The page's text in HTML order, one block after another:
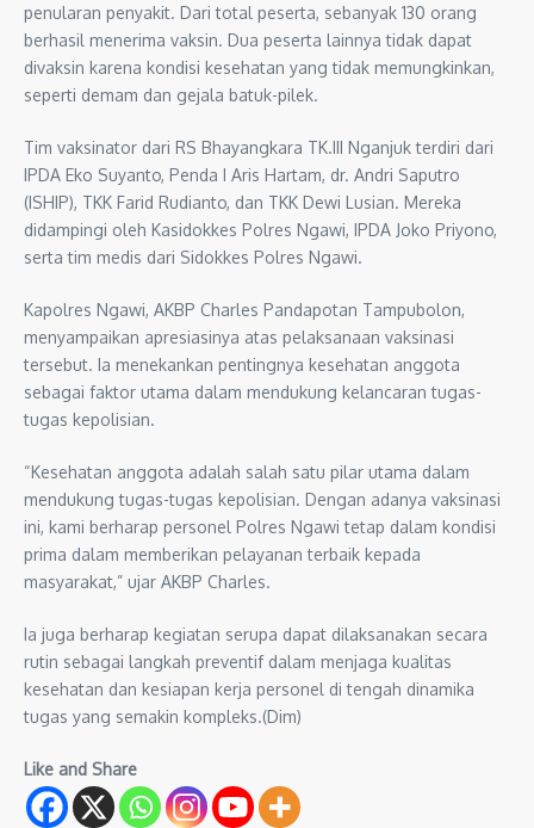
penularan penyakit. Dari total peserta, sebanyak 130 orang
berhasil menerima vaksin. Dua peserta lainnya tidak dapat
divaksin karena kondisi kesehatan yang tidak memungkinkan,
seperti demam dan gejala batuk-pilek.
Tim vaksinator dari RS Bhayangkara TK.III Nganjuk terdiri dari
IPDA Eko Suyanto, Penda I Aris Hartam, dr. Andri Saputro
(ISHIP), TKK Farid Rudianto, dan TKK Dewi Lusian. Mereka
didampingi oleh Kasidokkes Polres Ngawi, IPDA Joko Priyono,
serta tim medis dari Sidokkes Polres Ngawi.
Kapolres Ngawi, AKBP Charles Pandapotan Tampubolon,
menyampaikan apresiasinya atas pelaksanaan vaksinasi
tersebut. Ia menekankan pentingnya kesehatan anggota
sebagai faktor utama dalam mendukung kelancaran tugas-
tugas kepolisian.
“Kesehatan anggota adalah salah satu pilar utama dalam
mendukung tugas-tugas kepolisian. Dengan adanya vaksinasi
ini, kami berharap personel Polres Ngawi tetap dalam kondisi
prima dalam memberikan pelayanan terbaik kepada
masyarakat,” ujar AKBP Charles.
Ia juga berharap kegiatan serupa dapat dilaksanakan secara
rutin sebagai langkah preventif dalam menjaga kualitas
kesehatan dan kesiapan kerja personel di tengah dinamika
tugas yang semakin kompleks.(Dim)
Like and Share